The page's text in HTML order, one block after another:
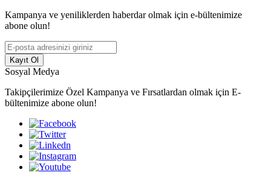
Kampanya ve yeniliklerden haberdar olmak için e-bültenimize
abone olun!
Kayıt Ol
Sosyal Medya
Takipçilerimize Özel Kampanya ve Fırsatlardan olmak için E-
bültenimize abone olun!